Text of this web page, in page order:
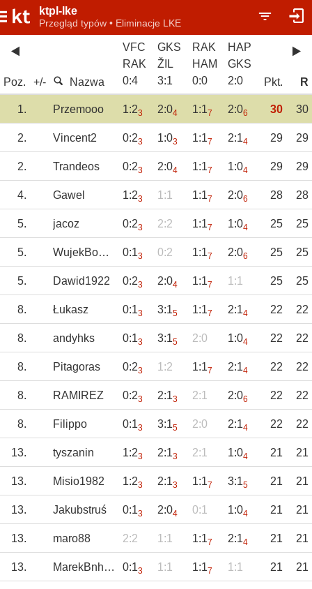
ktpl-lke
Przegląd typów • Eliminacje LKE
Poz. +/- Nazwa
VFC
RAK
0:4
GKS
ŽIL
3:1
RAK
HAM
0:0
HAP
GKS
2:0 Pkt. R
1. Przemooo 1:23 2:04 1:17 2:06 30 30
2. Vincent2 0:23 1:03 1:17 2:14 29 29
2. Trandeos 0:23 2:04 1:17 1:04 29 29
4. Gawel 1:23 1:1 1:17 2:06 28 28
5. jacoz 0:23 2:2 1:17 1:04 25 25
5. WujekBomba 0:13 0:2 1:17 2:06 25 25
5. Dawid1922 0:23 2:04 1:17 1:1 25 25
8. Łukasz 0:13 3:15 1:17 2:14 22 22
8. andyhks 0:13 3:15 2:0 1:04 22 22
8. Pitagoras 0:23 1:2 1:17 2:14 22 22
8. RAMIREZ 0:23 2:13 2:1 2:06 22 22
8. Filippo 0:13 3:15 2:0 2:14 22 22
13. tyszanin 1:23 2:13 2:1 1:04 21 21
13. Misio1982 1:23 2:13 1:17 3:15 21 21
13. Jakubstruś 0:13 2:04 0:1 1:04 21 21
13. maro88 2:2 1:1 1:17 2:14 21 21
13. MarekBnh85 0:13 1:1 1:17 1:1 21 21